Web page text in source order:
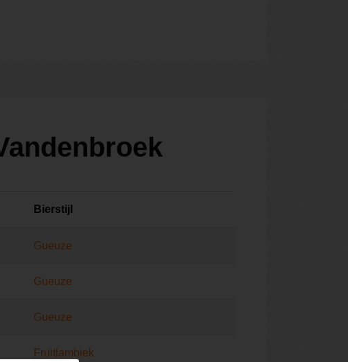
Bierstijl
Gueuze
Gueuze
Gueuze
Fruitlambiek